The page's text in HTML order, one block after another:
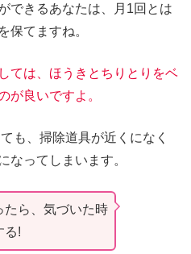
できるあなたは、月1回とは
保てますね。
ては、ほうきとちりとりをベ
が良いですよ。
も、掃除道具が近くになく
なってしまいます。
たら、気づいた時
る!